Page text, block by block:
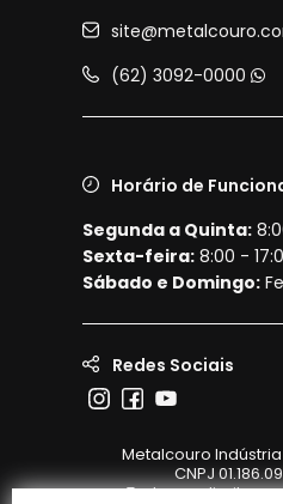
(62) 3092-0000
Horário de
Segunda a Quinta:
Sexta-feira: 8:00 -
Sábado e Domingo:
Redes Sociais
Metalcouro
CNPJ
Todos os direitos